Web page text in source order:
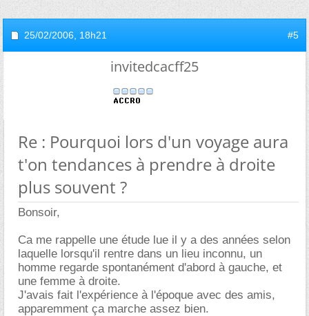
25/02/2006, 18h21 #5
invitedcacff25
Re : Pourquoi lors d'un voyage aura
t'on tendances à prendre à droite
plus souvent ?
Bonsoir,
Ca me rappelle une étude lue il y a des années selon
laquelle lorsqu'il rentre dans un lieu inconnu, un
homme regarde spontanément d'abord à gauche, et
une femme à droite.
J'avais fait l'expérience à l'époque avec des amis,
apparemment ça marche assez bien.